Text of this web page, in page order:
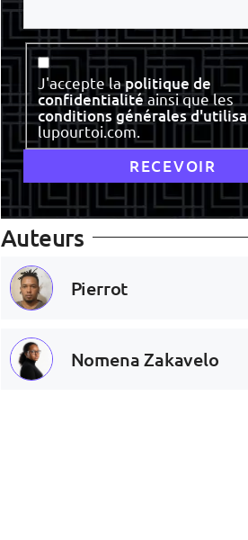
Consentement
J'accepte lapolitique de
confidentialitéainsi que les
conditions générales
lupourtoi.com.
Auteurs
Pierrot
Nomena Zakavelo